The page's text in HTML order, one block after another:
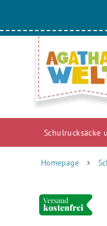
Schulrucksäcke
Homepage
Versand
kostenfrei